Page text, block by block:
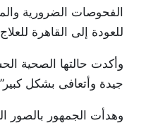
الفحوصات الضرورية
للعودة إلى القاهرة للعلاج
وأكدت حالتها الصحية
جيدة وأتعافى بشكل
وهدأت الجمهور بالصور